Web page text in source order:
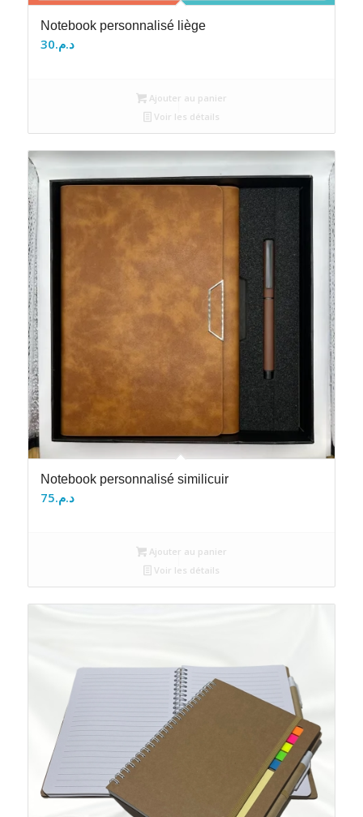
Notebook personnalisé liège
د.م.30
Ajouter au panier
Voir les détails
Notebook personnalisé similicuir
د.م.75
Ajouter au panier
Voir les détails